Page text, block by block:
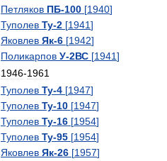
Петляков ПБ-100 [1940]
Туполев Ту-2 [1941]
Яковлев Як-6 [1942]
Поликарпов У-2ВС [1941]
1946-1961
Туполев Ту-4 [1947]
Туполев Ту-10 [1947]
Туполев Ту-16 [1954]
Туполев Ту-95 [1954]
Яковлев Як-26 [1957]